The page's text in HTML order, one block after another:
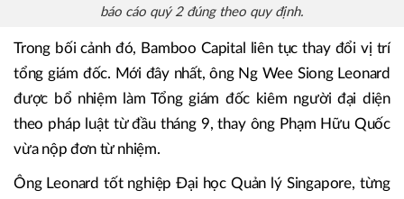
báo cáo quý 2 đúng theo quy định.
Trong bối cảnh đó, Bamboo Capital liên tục thay đổi vị trí
tổng giám đốc. Mới đây nhất, ông Ng Wee Siong Leonard
được bổ nhiệm làm Tổng giám đốc kiêm người đại diện
theo pháp luật từ đầu tháng 9, thay ông Phạm Hữu Quốc
vừa nộp đơn từ nhiệm.
Ông Leonard tốt nghiệp Đại học Quản lý Singapore, từng